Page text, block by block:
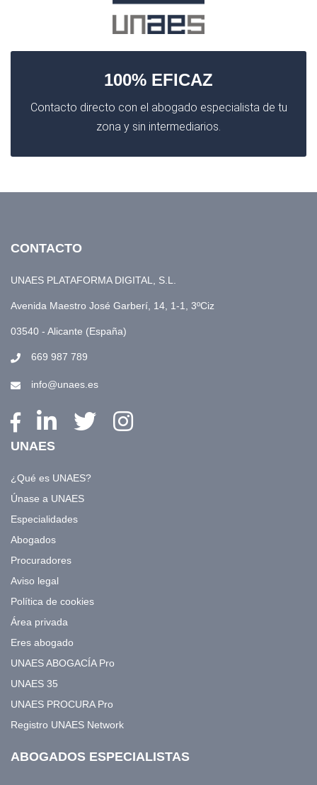
100% EFICAZ
Contacto directo con el abogado especialista de tu
zona y sin intermediarios.
CONTACTO
UNAES PLATAFORMA DIGITAL, S.L.
Avenida Maestro José Garberí, 14, 1-1, 3ºCiz
03540 - Alicante (España)
669 987 789
info@unaes.es
UNAES
¿Qué es UNAES?
Únase a UNAES
Especialidades
Abogados
Procuradores
Aviso legal
Política de cookies
Área privada
Eres abogado
UNAES ABOGACÍA Pro
UNAES 35
UNAES PROCURA Pro
Registro UNAES Network
ABOGADOS ESPECIALISTAS